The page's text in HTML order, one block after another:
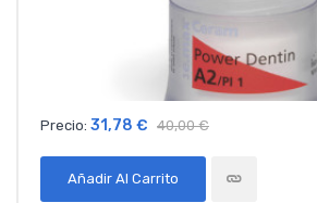
Precio: 31,78 € 40,00 €
Añadir Al Carrito